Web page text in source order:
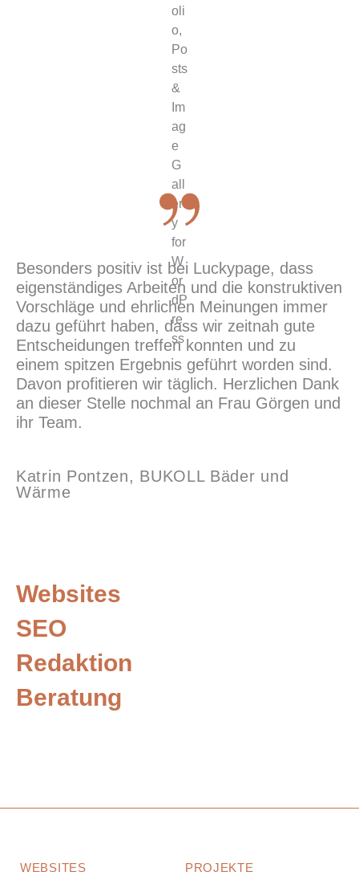
Besonders positiv ist bei Luckypage, dass
eigenständiges Arbeiten und die konstruktiven
Vorschläge und ehrlichen Meinungen immer
dazu geführt haben, dass wir zeitnah gute
Entscheidungen treffen konnten und zu
einem spitzen Ergebnis geführt worden sind.
Davon profitieren wir täglich. Herzlichen Dank
an dieser Stelle nochmal an Frau Görgen und
ihr Team.
Katrin Pontzen, BUKOLL Bäder und
Wärme
Websites
SEO
Redaktion
Beratung
WEBSITES PROJEKTE